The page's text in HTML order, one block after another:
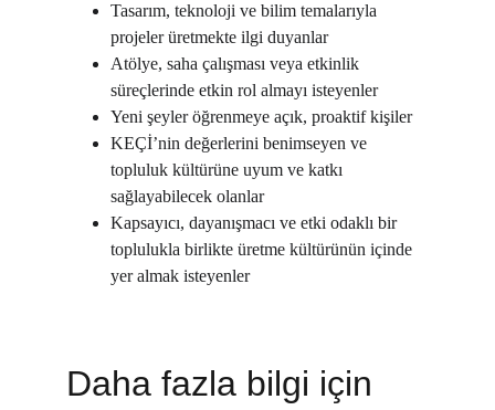
Tasarım, teknoloji ve bilim temalarıyla
projeler üretmekte ilgi duyanlar
Atölye, saha çalışması veya etkinlik
süreçlerinde etkin rol almayı isteyenler
Yeni şeyler öğrenmeye açık, proaktif kişiler
KEÇİ’nin değerlerini benimseyen ve
topluluk kültürüne uyum ve katkı
sağlayabilecek olanlar
Kapsayıcı, dayanışmacı ve etki odaklı bir
toplulukla birlikte üretme kültürünün içinde
yer almak isteyenler
Daha fazla bilgi için